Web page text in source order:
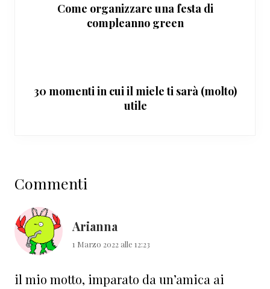
Come organizzare una festa di
compleanno green
30 momenti in cui il miele ti sarà (molto)
utile
del
lettore
Commenti
Arianna
1 Marzo 2022 alle 12:23
il mio motto, imparato da un’amica ai